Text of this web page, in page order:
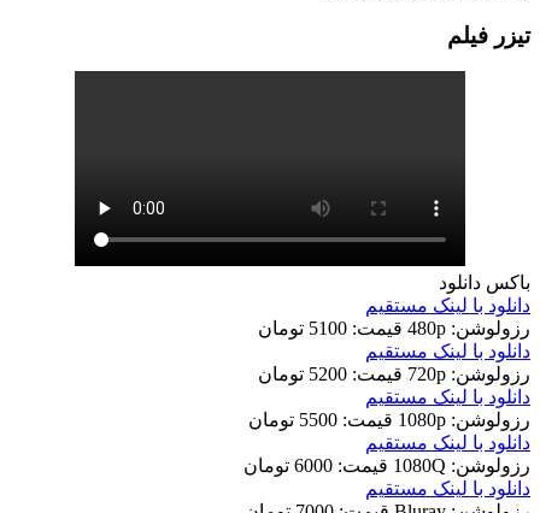
تيزر فيلم
باکس دانلود
دانلود با لينک مستقيم
رزولوشن: 480p
قيمت: 5100 تومان
دانلود با لينک مستقيم
رزولوشن: 720p
قيمت: 5200 تومان
دانلود با لينک مستقيم
رزولوشن: 1080p
قيمت: 5500 تومان
دانلود با لينک مستقيم
رزولوشن: 1080Q
قيمت: 6000 تومان
دانلود با لينک مستقيم